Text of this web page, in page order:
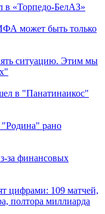
в «Торпедо-БелАЗ»
может быть только
ситуацию. Этим мы
в "Панатинаикос"
рано
за финансовых
цифрами: 109 матчей,
полтора миллиарда